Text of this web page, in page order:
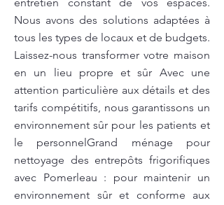
Nous avons des solutions adaptées à
tous les types de locaux et de budgets.
Laissez-nous transformer votre maison
en un lieu propre et sûr Avec une
attention particulière aux détails et des
tarifs compétitifs, nous garantissons un
environnement sûr pour les patients et
le personnelGrand ménage pour
nettoyage des entrepôts frigorifiques
avec Pomerleau : pour maintenir un
environnement sûr et conforme aux